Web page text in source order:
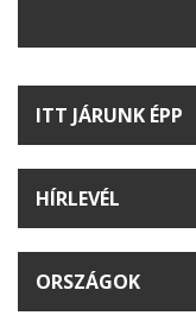
ITT JÁRUNK ÉPP
HÍRLEVÉL
ORSZÁGOK